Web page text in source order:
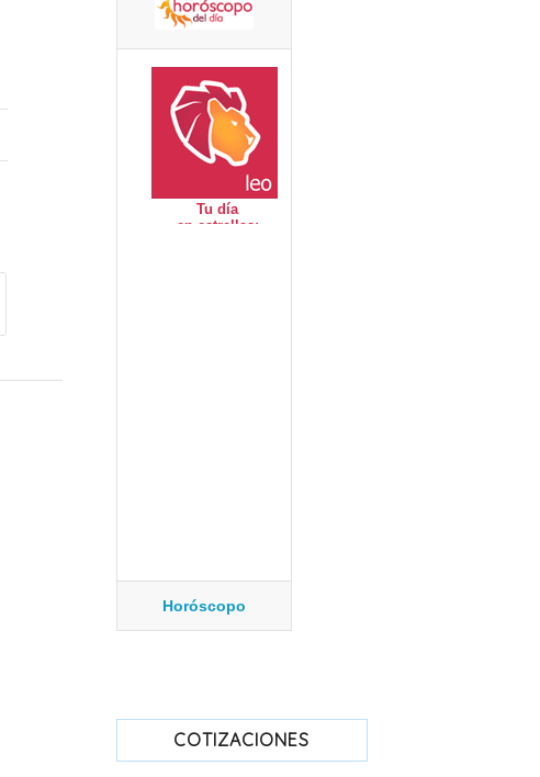
Horóscopo
COTIZACIONES